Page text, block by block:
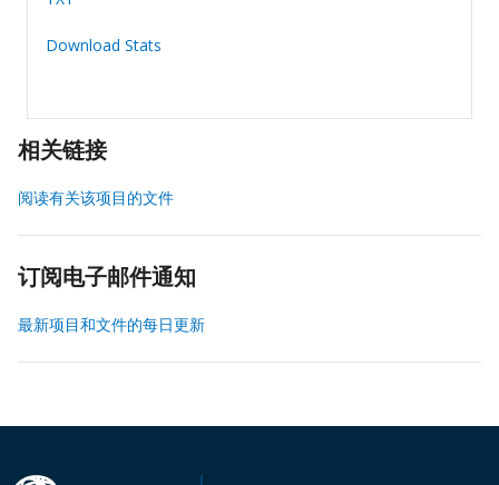
Download Stats
相关链接
阅读有关该项目的文件
订阅电子邮件通知
最新项目和文件的每日更新